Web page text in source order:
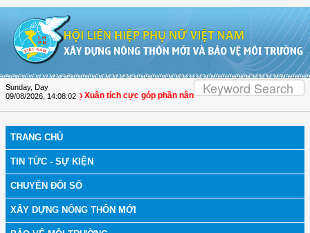
Sunday, Day
09/08/2026 14:08:03
Hội LHPN Thọ Xuân tích cực góp phần nâng cao tỷ lệ người dân tham gia
TRANG CHỦ
TIN TỨC - SỰ KIỆN
CHUYỂN ĐỔI SỐ
XÂY DỰNG NÔNG THÔN MỚI